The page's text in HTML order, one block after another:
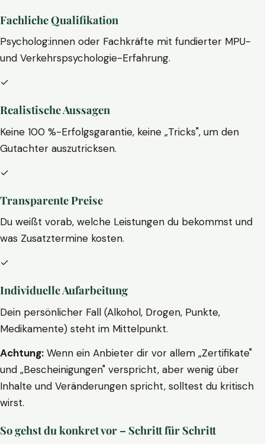
Fachliche Qualifikation
Psycholog:innen oder Fachkräfte mit fundierter MPU-
und Verkehrspsychologie-Erfahrung.
✓
Realistische Aussagen
Keine 100 %-Erfolgsgarantie, keine „Tricks", um den
Gutachter auszutricksen.
✓
Transparente Preise
Du weißt vorab, welche Leistungen du bekommst und
was Zusatztermine kosten.
✓
Individuelle Aufarbeitung
Dein persönlicher Fall (Alkohol, Drogen, Punkte,
Medikamente) steht im Mittelpunkt.
Achtung: Wenn ein Anbieter dir vor allem „Zertifikate"
und „Bescheinigungen" verspricht, aber wenig über
Inhalte und Veränderungen spricht, solltest du kritisch
wirst.
So gehst du konkret vor – Schritt für Schritt